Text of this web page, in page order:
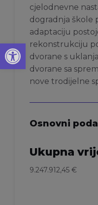
Open toolbar
cjelodnevne
dogradnja škole
adaptaciju
rekonstrukciju
dvorane s
dvorane sa
nove trodijelne
Osnovni
Ukupna
9.247.912,45 €